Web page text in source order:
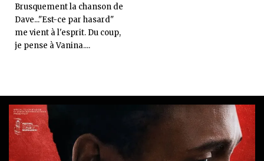
Brusquement la chanson de
Dave..."Est-ce par hasard"
me vient à l'esprit. Du coup,
je pense à Vanina....